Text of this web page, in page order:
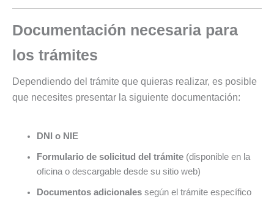
Documentación necesaria para
los trámites
Dependiendo del trámite que quieras realizar, es posible
que necesites presentar la siguiente documentación:
DNI o NIE
Formulario de solicitud del trámite (disponible en la
oficina o descargable desde su sitio web)
Documentos adicionales según el trámite específico